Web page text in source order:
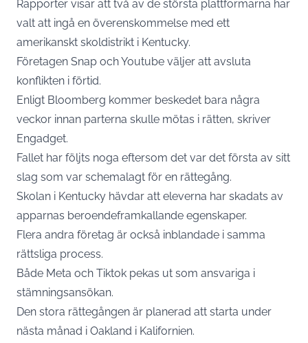
Rapporter visar att två av de största plattformarna har
valt att ingå en överenskommelse med ett
amerikanskt skoldistrikt i Kentucky.
Företagen Snap och Youtube väljer att avsluta
konflikten i förtid.
Enligt Bloomberg kommer beskedet bara några
veckor innan parterna skulle mötas i rätten, skriver
Engadget.
Fallet har följts noga eftersom det var det första av sitt
slag som var schemalagt för en rättegång.
Skolan i Kentucky hävdar att eleverna har skadats av
apparnas beroendeframkallande egenskaper.
Flera andra företag är också inblandade i samma
rättsliga process.
Både Meta och Tiktok pekas ut som ansvariga i
stämningsansökan.
Den stora rättegången är planerad att starta under
nästa månad i Oakland i Kalifornien.